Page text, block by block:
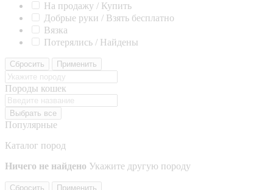
На продажу / Купить
Добрые руки / Взять бесплатно
Вязка
Потерялись / Найдены
Сбросить Применить
Породы кошек
Выбрать все
Популярные
Каталог пород
Ничего не найдено Укажите другую породу
Сбросить Применить